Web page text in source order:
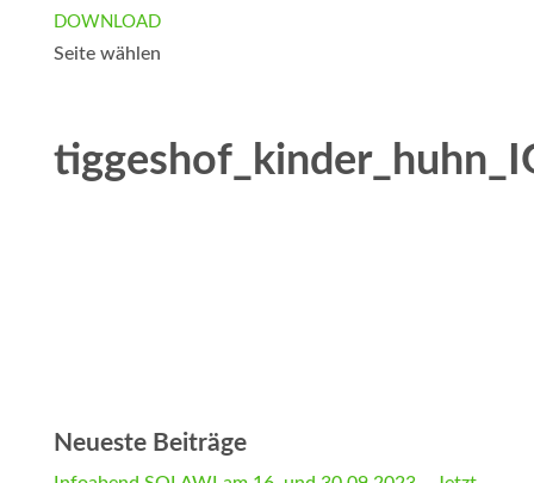
DOWNLOAD
Seite wählen
Neueste Beiträge